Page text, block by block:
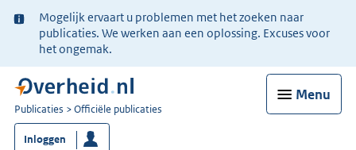
Ter
informatie:
Mogelijk ervaart u problemen met het zoeken naar
publicaties. We werken aan een oplossing. Excuses voor
het ongemak.
Menu
U
bent
nu
Publicaties Officiële publicaties
Inloggen